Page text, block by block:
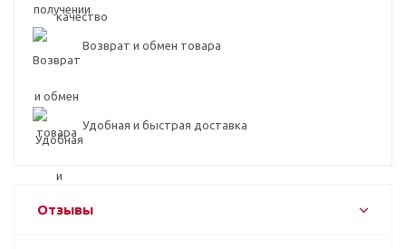
Возврат и обмен товара
Удобная и быстрая доставка
Отзывы